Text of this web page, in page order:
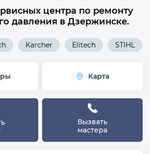
центра по ремонту
давления в Дзержинске.
Karcher Elitech STIHL
Карта
Вызвать
мастера